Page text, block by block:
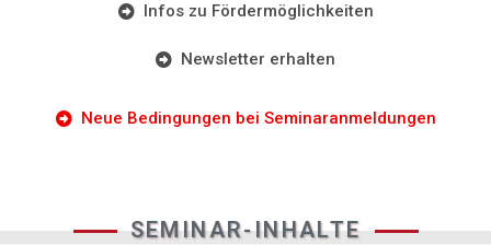
Infos zu Fördermöglichkeiten
Newsletter erhalten
Neue Bedingungen bei Seminaranmeldungen
SEMINAR-INHALTE